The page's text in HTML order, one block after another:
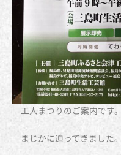
工人まつりのご案内です。
まじかに迫ってきました